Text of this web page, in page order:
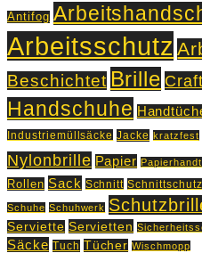
Antifog
Arbeitsschutz
Beschichtet Brille Craft
Handschuhe
Industriemüllsäcke Jacke kratzfest
Nylonbrille Papier
Rollen Sack Schnitt Schnittschutz
Schuhe Schuhwerk
Serviette Servietten
Säcke Tuch Tücher Wischmopp